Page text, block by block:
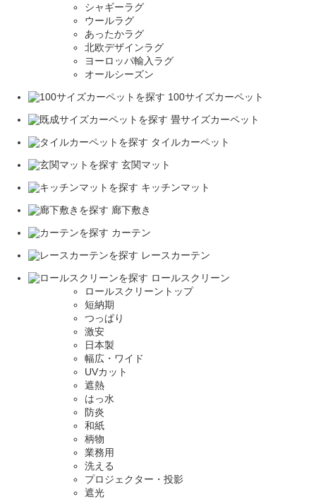
シャギーラグ
ウールラグ
あったかラグ
北欧デザインラグ
ヨーロッパ輸入ラグ
オールシーズン
100サイズカーペット
畳サイズカーペット
タイルカーペット
玄関マット
キッチンマット
廊下敷き
カーテン
レースカーテン
ロールスクリーン
ロールスクリーントップ
短納期
つっぱり
激安
日本製
幅広・ワイド
UVカット
遮熱
はっ水
防炎
和紙
柄物
業務用
洗える
プロジェクター・投影
遮光